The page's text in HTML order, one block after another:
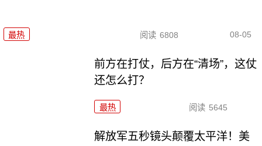
最热 阅读 6808 08-05
前方在打仗，后方在“清场”，这仗
还怎么打？
最热 阅读 5645
解放军五秒镜头颠覆太平洋！美